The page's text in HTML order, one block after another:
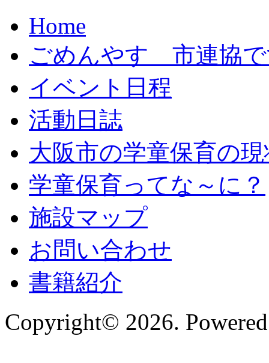
Home
ごめんやす 市連協
イベント日程
活動日誌
大阪市の学童保育の
学童保育ってな～に？
施設マップ
お問い合わせ
書籍紹介
Copyright© 2026.